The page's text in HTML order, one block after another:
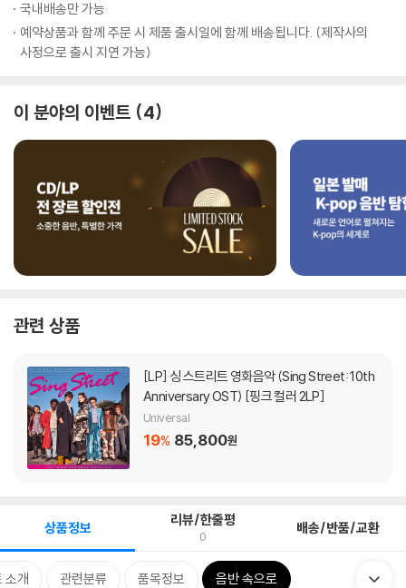
국내배송만 가능
예약상품과 함께 주문 시 제품 출시일에 함께 배송됩니다. (제작사의
사정으로 출시 지연 가능)
이 분야의 이벤트 4
관련 상품
[LP]
Anniversary OST) [핑크 컬러 2LP]
Universal
19% 85,800원
상품정보 리뷰/한줄평
0 배송/반품/교환
소개 관련분류 품목정보 음반 속으로